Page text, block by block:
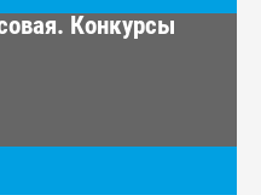
Конкурсы